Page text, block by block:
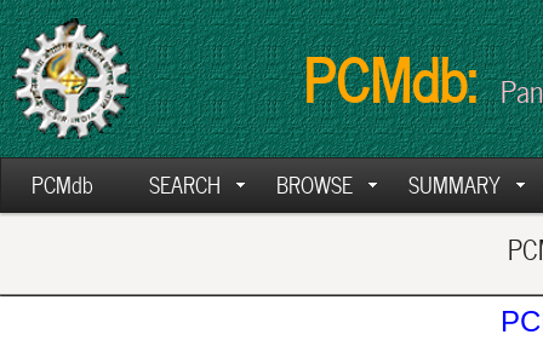
PCMdb:
PCMdb SEARCH BROWSE SUMMARY